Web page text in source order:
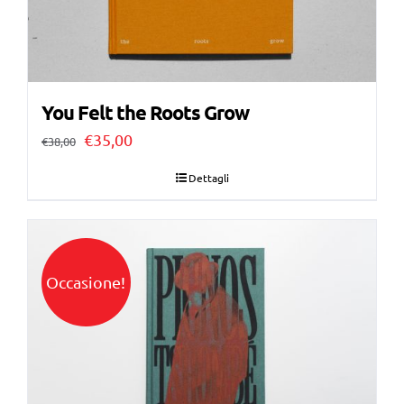
You Felt the Roots Grow
€38,00 Il
€38,00.
€35,00Il
€35,00.
Dettagli
Occasione!